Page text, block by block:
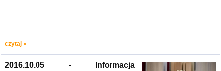
czytaj »
2016.10.05 - Informacja